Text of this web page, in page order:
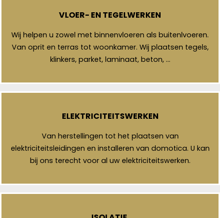
VLOER- EN TEGELWERKEN
Wij helpen u zowel met binnenvloeren als buitenlvoeren.
Van oprit en terras tot woonkamer. Wij plaatsen tegels,
klinkers, parket, laminaat, beton, …
ELEKTRICITEITSWERKEN
Van herstellingen tot het plaatsen van
elektriciteitsleidingen en installeren van domotica. U kan
bij ons terecht voor al uw elektriciteitswerken.